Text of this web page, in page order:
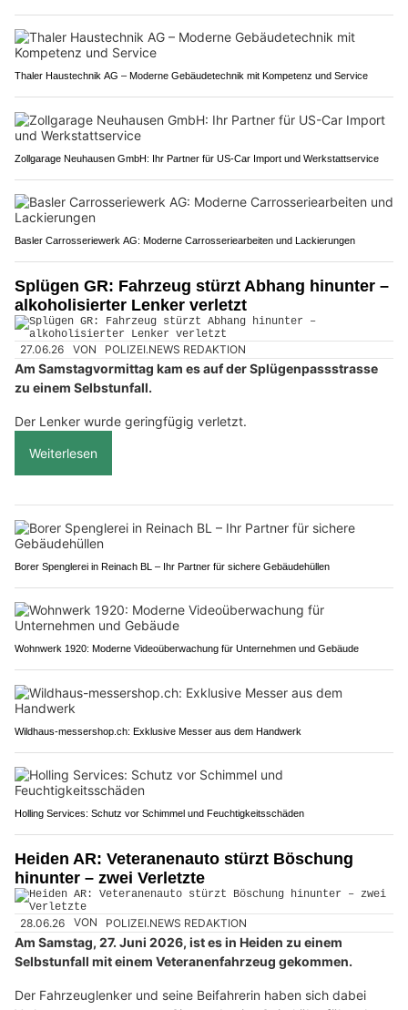
Thaler Haustechnik AG – Moderne Gebäudetechnik mit Kompetenz und Service
Zollgarage Neuhausen GmbH: Ihr Partner für US-Car Import und Werkstattservice
Basler Carrosseriewerk AG: Moderne Carrosseriearbeiten und Lackierungen
Splügen GR: Fahrzeug stürzt Abhang hinunter –
alkoholisierter Lenker verletzt
27.06.26 VON POLIZEI.NEWS REDAKTION
Am Samstagvormittag kam es auf der Splügenpassstrasse
zu einem Selbstunfall.
Der Lenker wurde geringfügig verletzt.
Weiterlesen
Borer Spenglerei in Reinach BL – Ihr Partner für sichere Gebäudehüllen
Wohnwerk 1920: Moderne Videoüberwachung für Unternehmen und Gebäude
Wildhaus-messershop.ch: Exklusive Messer aus dem Handwerk
Holling Services: Schutz vor Schimmel und Feuchtigkeitsschäden
Heiden AR: Veteranenauto stürzt Böschung
hinunter – zwei Verletzte
28.06.26 VON POLIZEI.NEWS REDAKTION
Am Samstag, 27. Juni 2026, ist es in Heiden zu einem
Selbstunfall mit einem Veteranenfahrzeug gekommen.
Der Fahrzeuglenker und seine Beifahrerin haben sich dabei